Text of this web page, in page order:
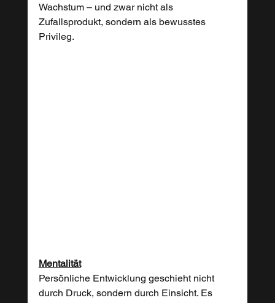
Wachstum – und zwar nicht als
Zufallsprodukt, sondern als bewusstes
Privileg.
Mentalität
Persönliche Entwicklung geschieht nicht
durch Druck, sondern durch Einsicht. Es